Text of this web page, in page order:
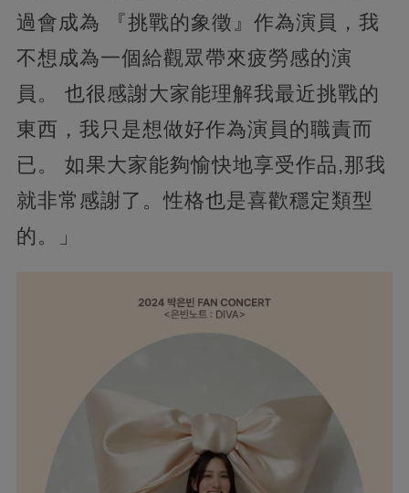
過會成為 『挑戰的象徵』作為演員，我
不想成為一個給觀眾帶來疲勞感的演
員。 也很感謝大家能理解我最近挑戰的
東西，我只是想做好作為演員的職責而
已。 如果大家能夠愉快地享受作品,那我
就非常感謝了。性格也是喜歡穩定類型
的。」